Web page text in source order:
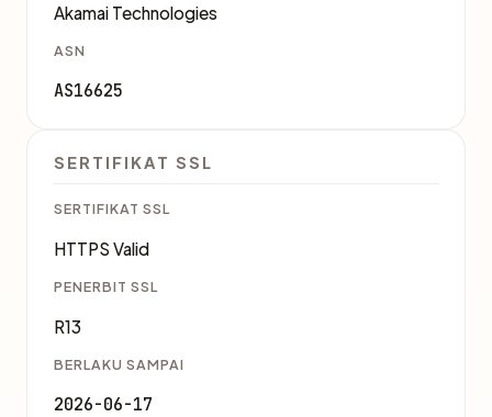
Akamai Technologies
ASN
AS16625
SERTIFIKAT SSL
SERTIFIKAT SSL
HTTPS Valid
PENERBIT SSL
R13
BERLAKU SAMPAI
2026-06-17